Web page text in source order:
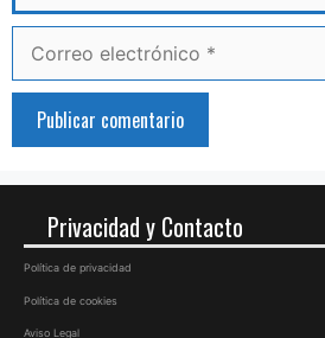
Privacidad y Contacto
Política de privacidad
Política de cookies
Aviso Legal